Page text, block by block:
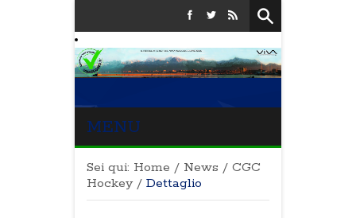
MENU
Sei qui: Home / News / CGC
Hockey / Dettaglio